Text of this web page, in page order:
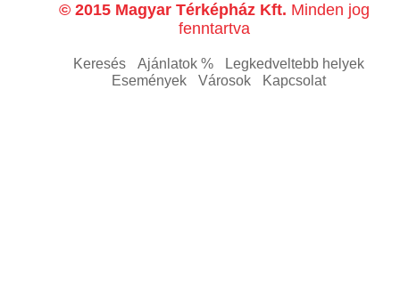
© 2015 Magyar Térképház Kft. Minden jog
fenntartva
Keresés Ajánlatok %
Legkedveltebb helyek
Események
Városok Kapcsolat